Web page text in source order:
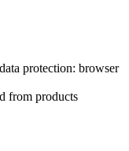
protection: browser
from products